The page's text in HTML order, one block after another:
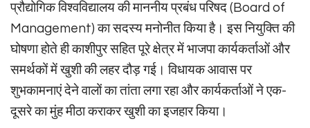
प्रौद्योगिक विश्वविद्यालय की माननीय प्रबंध परिषद (Board of
Management) का सदस्य मनोनीत किया है। इस नियुक्ति की
घोषणा होते ही काशीपुर सहित पूरे क्षेत्र में भाजपा कार्यकर्ताओं और
समर्थकों में खुशी की लहर दौड़ गई। विधायक आवास पर
शुभकामनाएं देने वालों का तांता लगा रहा और कार्यकर्ताओं ने एक-
दूसरे का मुंह मीठा कराकर खुशी का इजहार किया।